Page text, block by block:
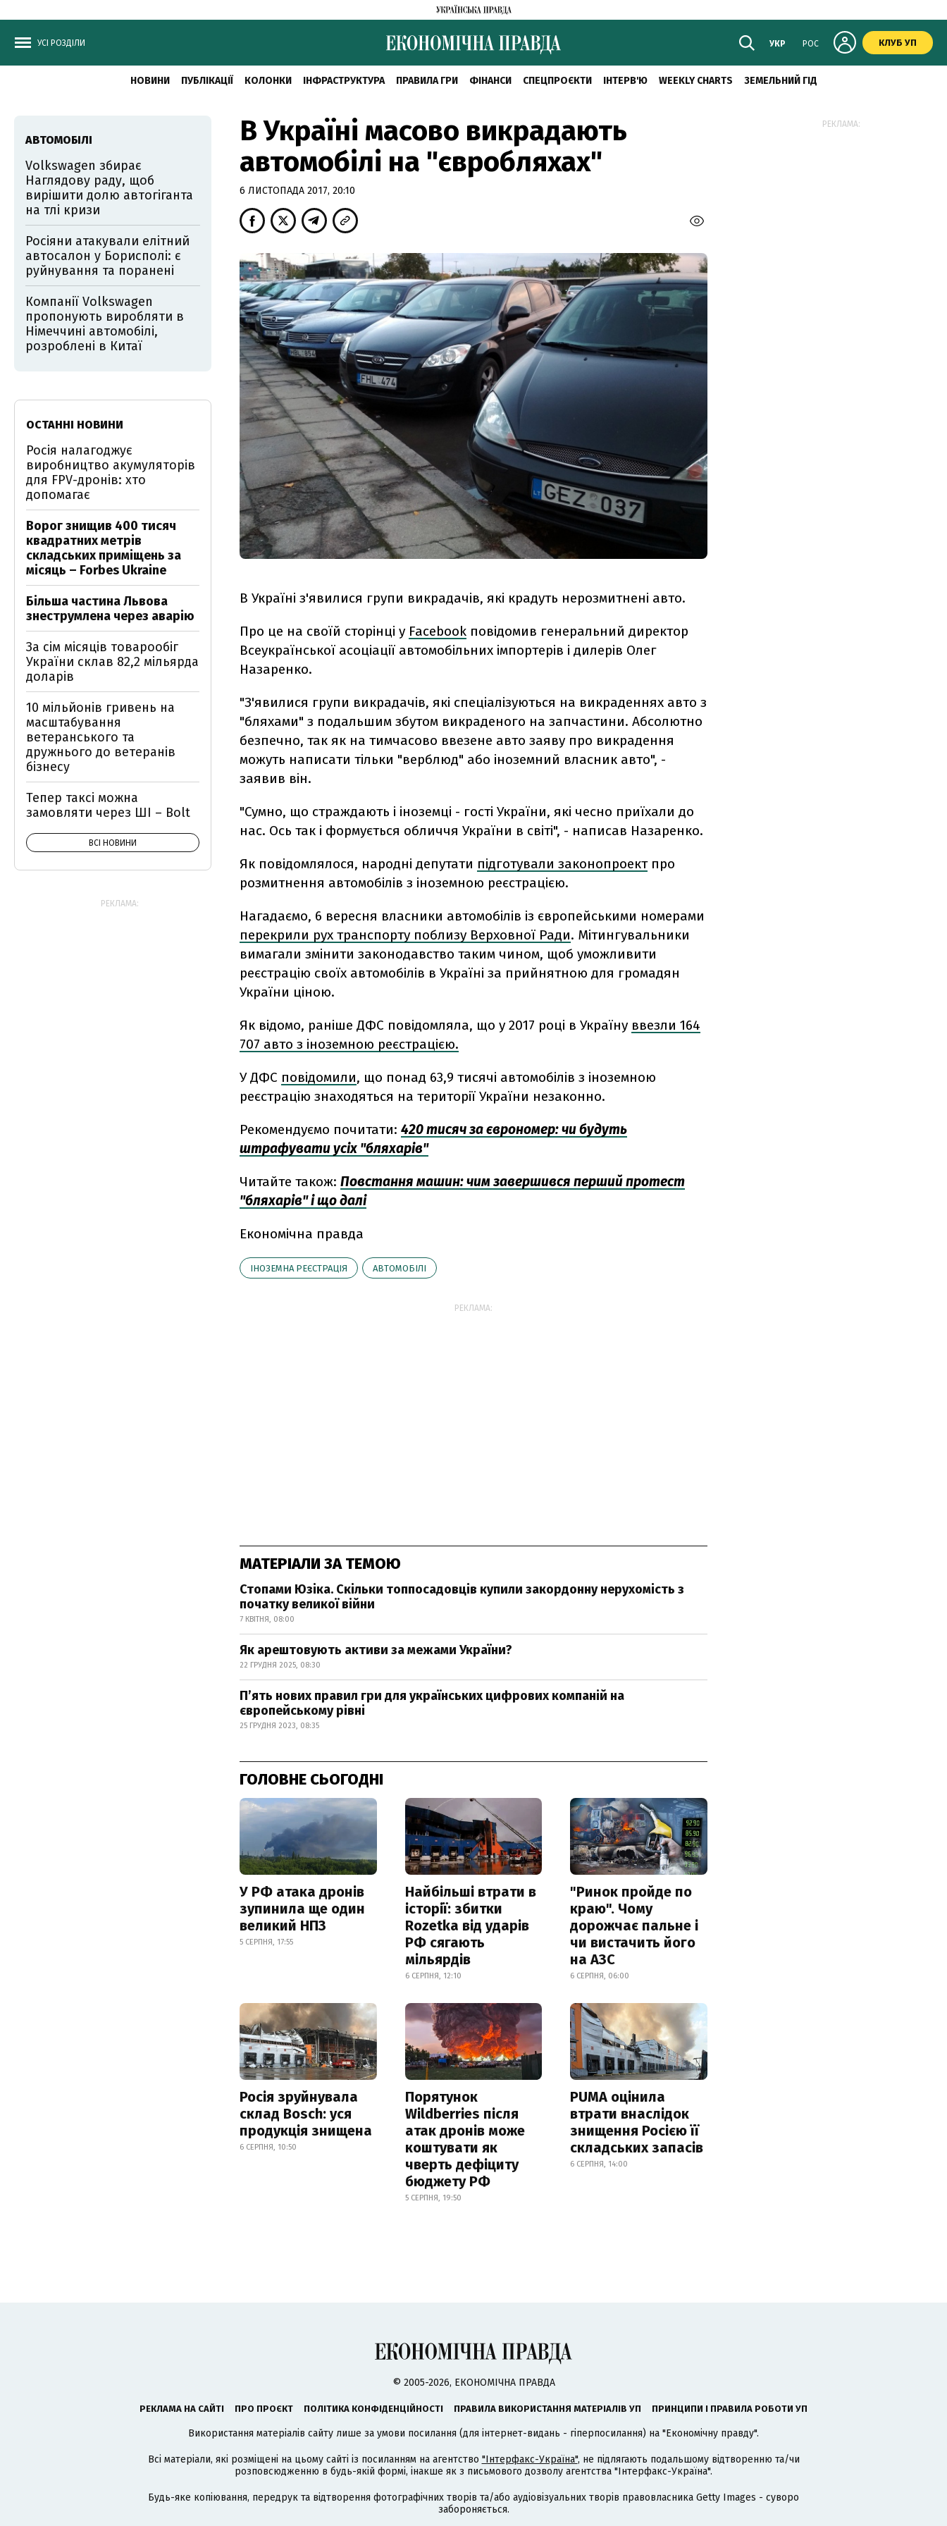
УСІ РОЗДІЛИ УКР РОС КЛУБ УП
НОВИНИ ПУБЛІКАЦІЇ КОЛОНКИ ІНФРАСТРУКТУРА ПРАВИЛА ГРИ ФІНАНСИ СПЕЦПРОЄКТИ ІНТЕРВ'Ю WEEKLY CHARTS ЗЕМЕЛЬНИЙ ГІД
В Україні масово викрадають
автомобілі на "євробляхах"
6 ЛИСТОПАДА 2017, 20:10
В Україні з'явилися групи викрадачів, які крадуть нерозмитнені авто.
Про це на своїй сторінці у Facebook повідомив генеральний директор
Всеукраїнської асоціації автомобільних імпортерів і дилерів Олег
Назаренко.
"З'явилися групи викрадачів, які спеціалізуються на викраденнях авто з
"бляхами" з подальшим збутом викраденого на запчастини. Абсолютно
безпечно, так як на тимчасово ввезене авто заяву про викрадення
можуть написати тільки "верблюд" або іноземний власник авто", -
заявив він.
"Сумно, що страждають і іноземці - гості України, які чесно приїхали до
нас. Ось так і формується обличчя України в світі", - написав Назаренко.
Як повідомлялося, народні депутати підготували законопроектпро
розмитнення автомобілів з іноземною реєстрацією.
Нагадаємо, 6 вересня власники автомобілів із європейськими номерами
перекрили рух транспорту поблизу Верховної Ради. Мітингувальники
вимагали змінити законодавство таким чином, щоб уможливити
реєстрацію своїх автомобілів в Україні за прийнятною для громадян
України ціною.
Як відомо, раніше ДФС повідомляла, що у 2017 році в Україну ввезли 164
707 авто з іноземною реєстрацією.
У ДФС повідомили, що понад 63,9 тисячі автомобілів з іноземною
реєстрацію знаходяться на території України незаконно.
Рекомендуємо почитати: 420 тисяч за єврономер: чи будуть
штрафувати усіх "бляхарів"
Читайте також: Повстання машин: чим завершився перший протест
"бляхарів" і що далі
Економічна правда
ІНОЗЕМНА РЕЄСТРАЦІЯ АВТОМОБІЛІ
РЕКЛАМА:
МАТЕРІАЛИ ЗА ТЕМОЮ
Стопами Юзіка. Скільки топпосадовців купили закордонну нерухомість з
початку великої війни
7 КВІТНЯ, 08:00
Як арештовують активи за межами України?
22 ГРУДНЯ 2025, 08:30
П’ять нових правил гри для українських цифрових компаній на
європейському рівні
25 ГРУДНЯ 2023, 08:35
ГОЛОВНЕ СЬОГОДНІ
У РФ атака дронів
зупинила ще один
великий НПЗ
5 СЕРПНЯ, 17:55
Найбільші втрати в
історії: збитки
Rozetka від ударів
РФ сягають
мільярдів
6 СЕРПНЯ, 12:10
"Ринок пройде по
краю". Чому
дорожчає пальне і
чи вистачить його
на АЗС
6 СЕРПНЯ, 06:00
Росія зруйнувала
склад Bosch: уся
продукція знищена
6 СЕРПНЯ, 10:50
Порятунок
Wildberries після
атак дронів може
коштувати як
чверть дефіциту
бюджету РФ
5 СЕРПНЯ, 19:50
PUMA оцінила
втрати внаслідок
знищення Росією її
складських запасів
6 СЕРПНЯ, 14:00
АВТОМОБІЛІ
Volkswagen збирає
Наглядову раду, щоб
вирішити долю автогіганта
на тлі кризи
Росіяни атакували елітний
автосалон у Борисполі: є
руйнування та поранені
Компанії Volkswagen
пропонують виробляти в
Німеччині автомобілі,
розроблені в Китаї
ОСТАННІ НОВИНИ
Росія налагоджує
виробництво акумуляторів
для FPV-дронів: хто
допомагає
Ворог знищив 400 тисяч
квадратних метрів
складських приміщень за
місяць – Forbes Ukraine
Більша частина Львова
знеструмлена через аварію
За сім місяців товарообіг
України склав 82,2 мільярда
доларів
10 мільйонів гривень на
масштабування
ветеранського та
дружнього до ветеранів
бізнесу
Тепер таксі можна
замовляти через ШІ – Bolt
ВСІ НОВИНИ
РЕКЛАМА:
РЕКЛАМА:
© 2005-2026, ЕКОНОМІЧНА ПРАВДА
РЕКЛАМА НА САЙТІ ПРО ПРОЄКТ ПОЛІТИКА КОНФІДЕНЦІЙНОСТІ ПРАВИЛА ВИКОРИСТАННЯ МАТЕРІАЛІВ УП ПРИНЦИПИ І ПРАВИЛА РОБОТИ УП
Використання матеріалів сайту лише за умови посилання (для інтернет-видань - гіперпосилання) на "Економічну правду".
Всі матеріали, які розміщені на цьому сайті із посиланням на агентство "Інтерфакс-Україна", не підлягають подальшому відтворенню та/чи
розповсюдженню в будь-якій формі, інакше як з письмового дозволу агентства "Інтерфакс-Україна".
Будь-яке копіювання, передрук та відтворення фотографічних творів та/або аудіовізуальних творів правовласника Getty Images - суворо
забороняється.